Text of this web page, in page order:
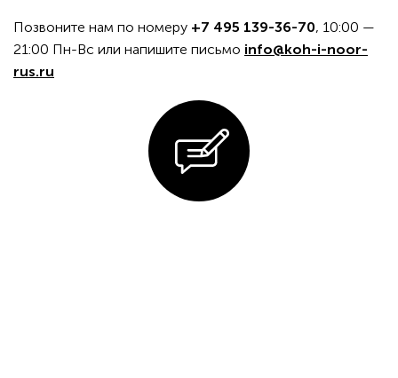
Позвоните нам по номеру +7 495 139-36-70, 10:00 —
21:00 Пн-Вс или напишите письмо info@koh-i-noor-
rus.ru